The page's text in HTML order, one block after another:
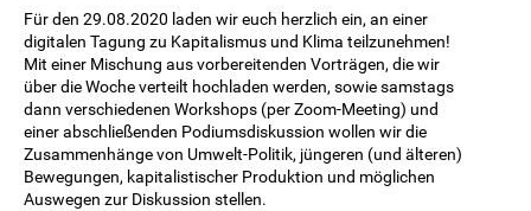
Für den 29.08.2020 laden wir euch herzlich ein, an einer
digitalen Tagung zu Kapitalismus und Klima teilzunehmen!
Mit einer Mischung aus vorbereitenden Vorträgen, die wir
über die Woche verteilt hochladen werden, sowie samstags
dann verschiedenen Workshops (per Zoom-Meeting) und
einer abschließenden Podiumsdiskussion wollen wir die
Zusammenhänge von Umwelt-Politik, jüngeren (und älteren)
Bewegungen, kapitalistischer Produktion und möglichen
Auswegen zur Diskussion stellen.